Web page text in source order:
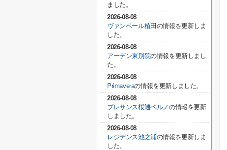
ました。
2026-08-08
ヴァンベール植田 の情報を更新しま
した。
2026-08-08
アーデン東別院の情報を更新しまし
た。
2026-08-08
Primaveraの情報を更新しました。
2026-08-08
プレサンス桜通ベルノの情報を更新
しました。
2026-08-08
レジデンス池之浦の情報を更新しま
した。